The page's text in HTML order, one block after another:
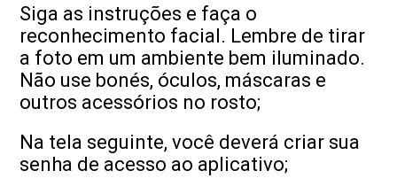
Siga as instruções e faça o
reconhecimento facial. Lembre de tirar
a foto em um ambiente bem iluminado.
Não use bonés, óculos, máscaras e
outros acessórios no rosto;
Na tela seguinte, você deverá criar sua
senha de acesso ao aplicativo;